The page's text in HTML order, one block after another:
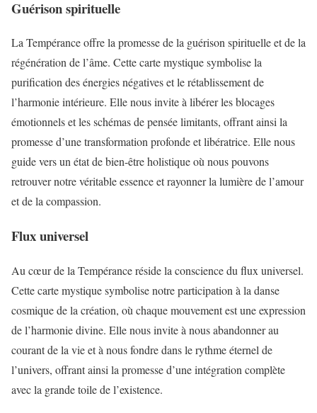
Guérison spirituelle
La Tempérance offre la promesse de la guérison spirituelle et de la
régénération de l’âme. Cette carte mystique symbolise la
purification des énergies négatives et le rétablissement de
l’harmonie intérieure. Elle nous invite à libérer les blocages
émotionnels et les schémas de pensée limitants, offrant ainsi la
promesse d’une transformation profonde et libératrice. Elle nous
guide vers un état de bien-être holistique où nous pouvons
retrouver notre véritable essence et rayonner la lumière de l’amour
et de la compassion.
Flux universel
Au cœur de la Tempérance réside la conscience du flux universel.
Cette carte mystique symbolise notre participation à la danse
cosmique de la création, où chaque mouvement est une expression
de l’harmonie divine. Elle nous invite à nous abandonner au
courant de la vie et à nous fondre dans le rythme éternel de
l’univers, offrant ainsi la promesse d’une intégration complète
avec la grande toile de l’existence.